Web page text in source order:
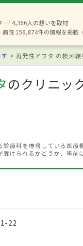
ー14,366人の想いを取材
病院 156,874件の情報を掲載
再発性アフタ の検索結
のクリニッ
療科を標榜している医療
けられるかどうか、事前
22